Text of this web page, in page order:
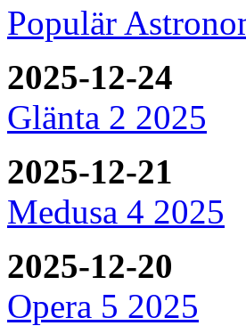
Populär
2025-12-24
Glänta 2 2025
2025-12-21
Medusa 4 2025
2025-12-20
Opera 5 2025